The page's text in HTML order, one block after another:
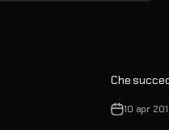
Che
10 apr